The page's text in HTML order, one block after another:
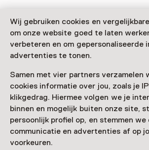
Wij gebruiken cookies en
om onze website goed te laten
verbeteren en om gepersonaliseerde
advertenties te tonen.
Samen met vier partners verzamelen
cookies informatie over jou, zoals je
klikgedrag. Hiermee volgen we je
binnen en mogelijk buiten onze site,
persoonlijk profiel op, en stemmen we
communicatie en advertenties af op
voorkeuren.
Museumkaart
Museumkaart of ticket kopen
Faciliteiten
Meer informatie op de museumsite